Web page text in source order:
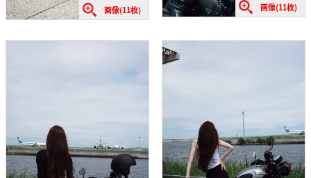
画像(11枚) 画像(11枚)